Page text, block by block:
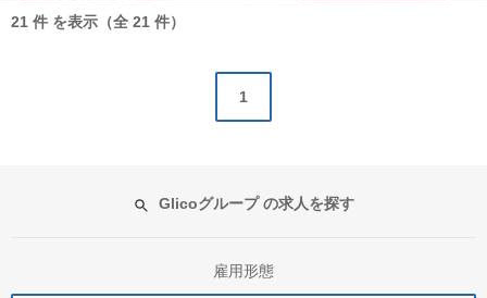
21 件 を表示（全 21 件）
1
Glicoグループ の求人を探す
雇用形態